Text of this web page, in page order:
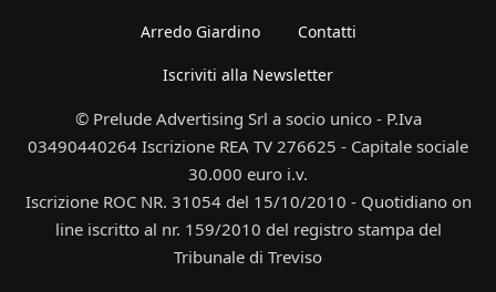
Arredo Giardino Contatti
Iscriviti alla Newsletter
© Prelude Advertising Srl a socio unico - P.Iva
03490440264 Iscrizione REA TV 276625 - Capitale sociale
30.000 euro i.v.
Iscrizione ROC NR. 31054 del 15/10/2010 - Quotidiano on
line iscritto al nr. 159/2010 del registro stampa del
Tribunale di Treviso